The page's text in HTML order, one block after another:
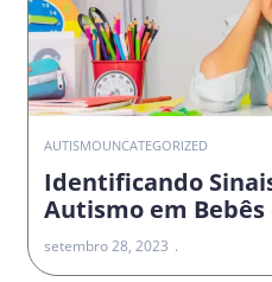
AUTISMOUNCATEGORIZED
Identificando
Autismo em Bebês
setembro 28, 2023